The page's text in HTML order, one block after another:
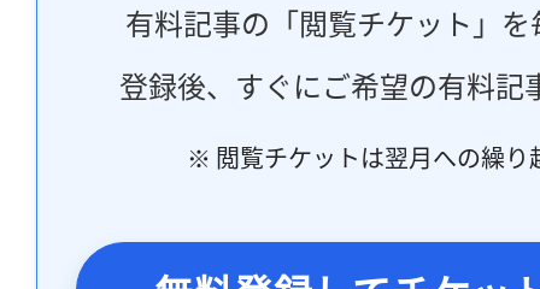
有料記事の「閲覧チケット」
登録後、すぐにご希望の有料記
※ 閲覧チケットは翌月への繰り